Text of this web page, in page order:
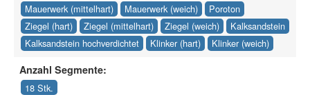
Mauerwerk (mittelhart)
Mauerwerk (weich)
Poroton
Ziegel (hart)
Ziegel (mittelhart) Ziegel (weich)
Kalksandstein
Kalksandstein hochverdichtet
Klinker (hart) Klinker (weich)
Anzahl Segmente:
18 Stk.